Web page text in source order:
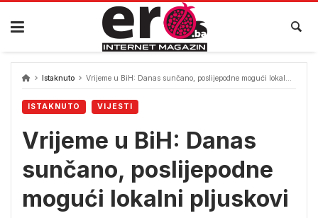
Skip
content
Istaknuto Vrijeme u BiH: Danas sunčano, poslijepodne mogući lokalni pljuskovi
ISTAKNUTO VIJESTI
Vrijeme u BiH: Danas
sunčano, poslijepodne
mogući lokalni pljuskovi